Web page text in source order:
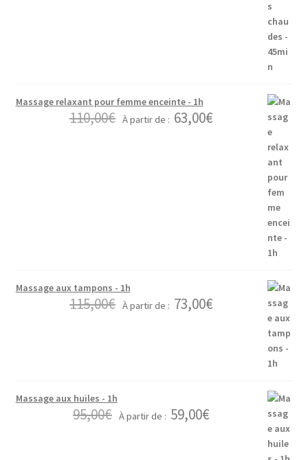
Massage relaxant pour femme enceinte - 1h
110,00€ À partir de : 63,00€
Massage aux tampons - 1h
115,00€ À partir de : 73,00€
Massage aux huiles - 1h
95,00€ À partir de : 59,00€